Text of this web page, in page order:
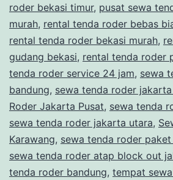
roder bekasi timur, pusat sewa
murah, rental tenda roder bebas
rental tenda roder bekasi murah,
gudang bekasi, rental tenda roder
tenda roder service 24 jam, sewa
bandung, sewa tenda roder
Roder Jakarta Pusat, sewa tenda
sewa tenda roder jakarta utara,
Karawang, sewa tenda roder
sewa tenda roder atap block out
tenda roder bandung, tempat